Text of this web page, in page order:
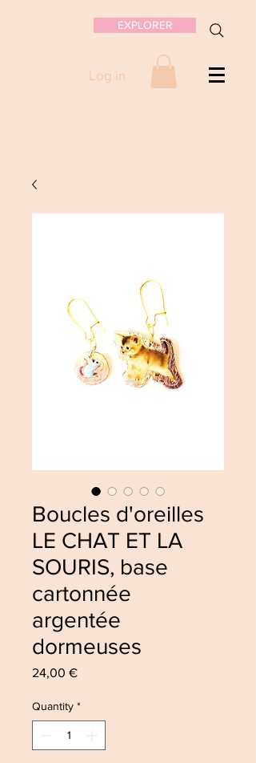
EXPLORER
Log in
Boucles d'oreilles
LE CHAT ET LA
SOURIS, base
cartonnée
argentée
dormeuses
24,00 €Price
Quantity *